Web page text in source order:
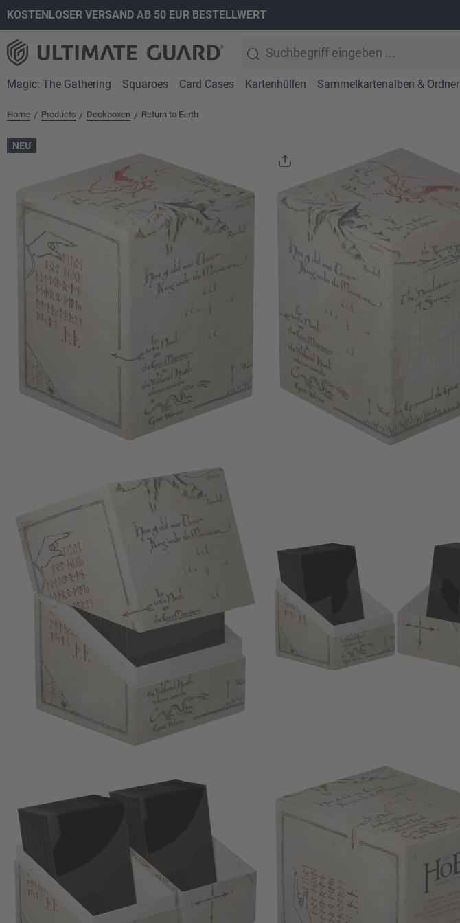
Zur Hauptnavigation springen
KOSTENLOSER VERSAND AB 50 EUR BESTELLWERT
Magic: The Gathering Squaroes Card Cases Kartenhüllen Sammelkartenalben & Ordner
Home / Products / Deckboxen / Return to Earth
NEU